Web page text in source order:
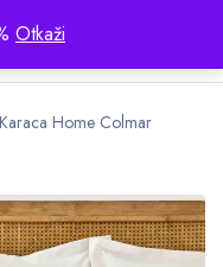
Otkaži
Karaca Home Colmar